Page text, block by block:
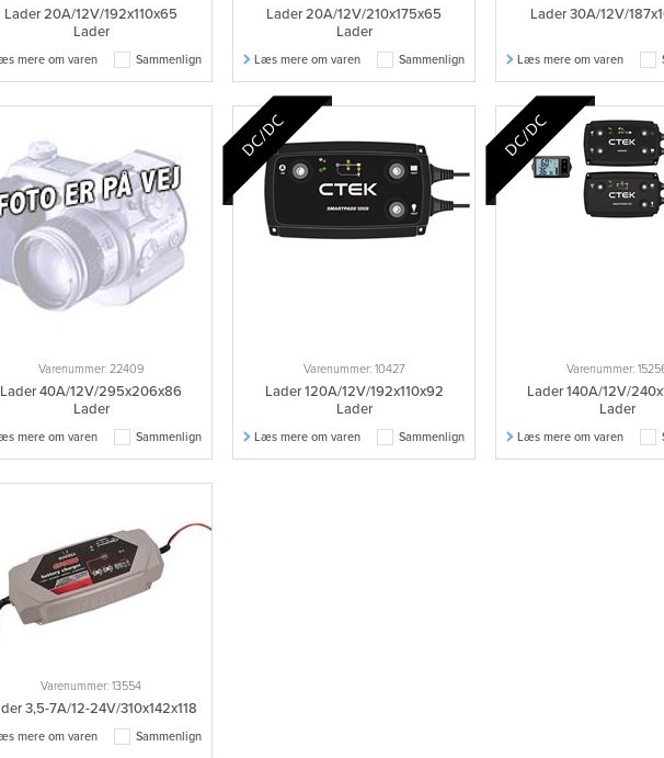
Lader 20A/12V/192x110x65
Lader
Sammenlign
mere om varen
Lader 20A/12V/210x175x65
Lader
Sammenlign
Læs mere om varen
Lader 30A/12V/
Læs mere om varen
Varenummer: 22409
Lader 40A/12V/295x206x86
Lader
Sammenlign
mere om varen
Varenummer: 10427
Lader 120A/12V/192x110x92
Lader
Sammenlign
Læs mere om varen
Varenummer:
Lader 140A/12V/
Lader
Læs mere om varen
Varenummer: 13554
3,5-7A/12-24V/310x142x118
Sammenlign
mere om varen